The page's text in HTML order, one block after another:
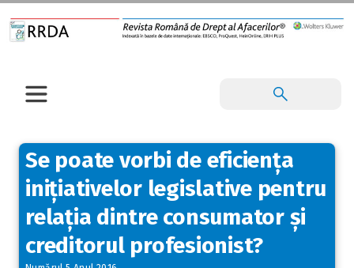
Se poate vorbi de eficiența
inițiativelor legislative pentru
relația dintre consumator și
creditorul profesionist?